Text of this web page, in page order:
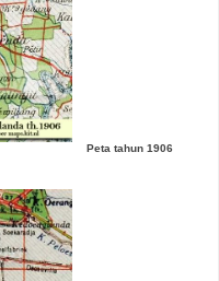
Peta tahun 1906